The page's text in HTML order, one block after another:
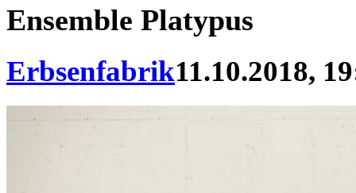
Ensemble Platypus
Erbsenfabrik11.10.2018,